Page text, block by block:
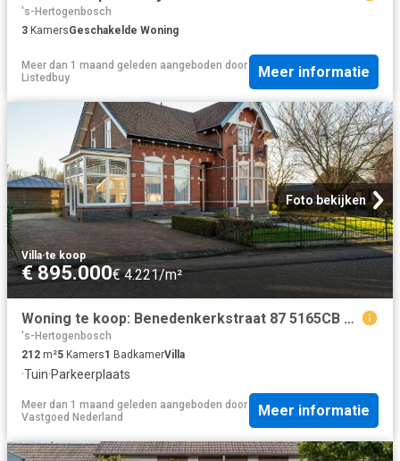
's-Hertogenbosch
3 KamersGeschakelde Woning
Meer dan 1 maand geleden aangeboden door
Listedbuy
Meer informatie
Foto bekijken
Villa·te koop
€ 895.000€ 4.221/m²
Woning te koop: Benedenkerkstraat 87 5165CB Waspik Vastgoed Nederland
's-Hertogenbosch
212 m²5 Kamers1 BadkamerVilla
·Tuin·Parkeerplaats
Meer dan 1 maand geleden aangeboden door
Vastgoed Nederland
Meer informatie